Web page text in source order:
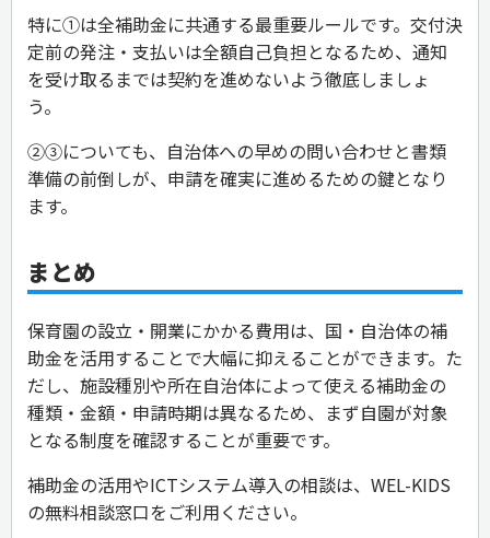
特に①は全補助金に共通する最重要ルールです。交付決
定前の発注・支払いは全額自己負担となるため、通知
を受け取るまでは契約を進めないよう徹底しましょ
う。
②③についても、自治体への早めの問い合わせと書類
準備の前倒しが、申請を確実に進めるための鍵となり
ます。
まとめ
保育園の設立・開業にかかる費用は、国・自治体の補
助金を活用することで大幅に抑えることができます。た
だし、施設種別や所在自治体によって使える補助金の
種類・金額・申請時期は異なるため、まず自園が対象
となる制度を確認することが重要です。
補助金の活用やICTシステム導入の相談は、WEL-KIDS
の無料相談窓口をご利用ください。